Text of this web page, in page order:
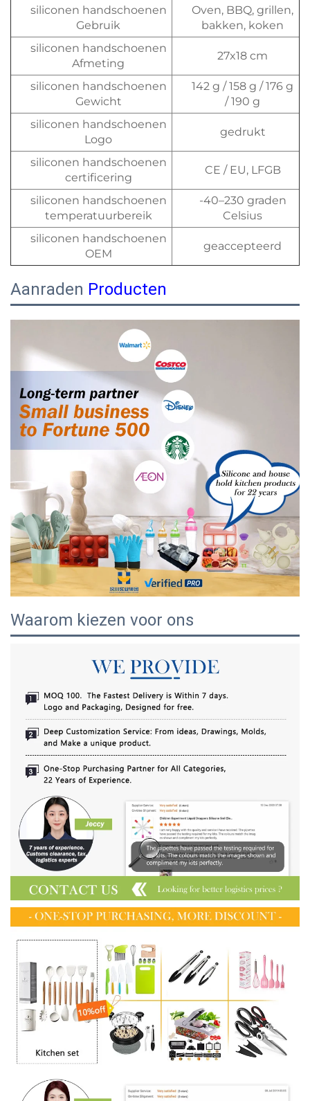
siliconen handschoenen
Gebruik
Oven, BBQ, grillen,
bakken, koken
siliconen handschoenen
Afmeting
27x18 cm
siliconen handschoenen
Gewicht
142 g / 158 g / 176 g
/ 190 g
siliconen handschoenen
Logo
gedrukt
siliconen handschoenen
certificering
CE / EU, LFGB
siliconen handschoenen
temperatuurbereik
-40–230 graden
Celsius
siliconen handschoenen
OEM
geaccepteerd
Aanraden Producten
Waarom kiezen voor ons